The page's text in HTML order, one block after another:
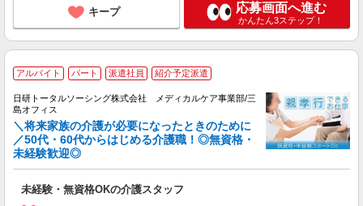
キープ 応募画面へ進む
かんたん3ステップ！
アルバイト パート 派遣社員 紹介予定派遣
日研トータルソーシング株式会社 メディカルケア事業部/三
島オフィス
＼将来家族の介護が必要になったときのために
／50代・60代からはじめる介護職！◎無資格・
未経験歓迎◎
未経験・無資格OKの介護スタッフ